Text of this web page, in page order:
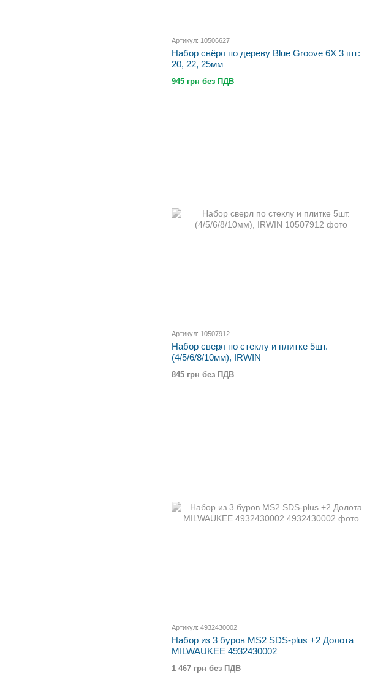
Артикул: 10506627
Набор свёрл по дереву Blue Groove 6X 3 шт:
20, 22, 25мм
945 грн без ПДВ
Артикул: 10507912
Набор сверл по стеклу и плитке 5шт.
(4/5/6/8/10мм), IRWIN
845 грн без ПДВ
Артикул: 4932430002
Набор из 3 буров MS2 SDS-plus +2 Долота
MILWAUKEE 4932430002
1 467 грн без ПДВ